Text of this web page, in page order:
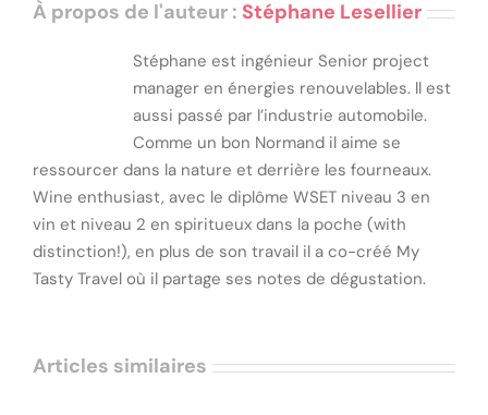
À propos de l'auteur : Stéphane Lesellier
Stéphane est ingénieur Senior project
manager en énergies renouvelables. ll est
aussi passé par l’industrie automobile.
Comme un bon Normand il aime se
ressourcer dans la nature et derrière les fourneaux.
Wine enthusiast, avec le diplôme WSET niveau 3 en
vin et niveau 2 en spiritueux dans la poche (with
distinction!), en plus de son travail il a co-créé My
Tasty Travel où il partage ses notes de dégustation.
Articles similaires